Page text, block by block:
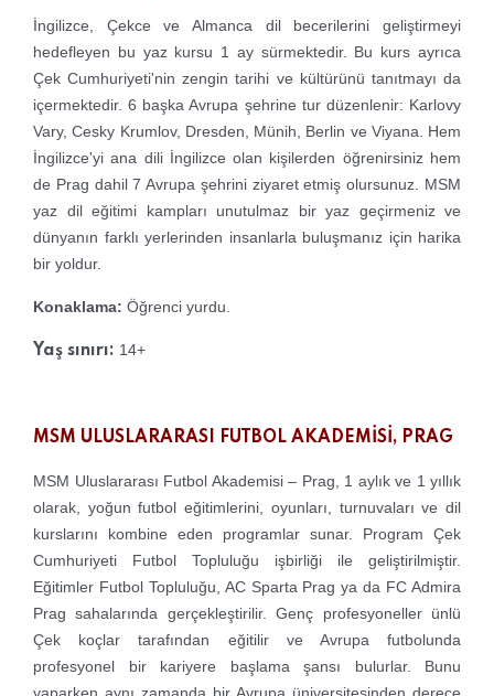
İngilizce, Çekce ve Almanca dil becerilerini geliştirmeyi
hedefleyen bu yaz kursu 1 ay sürmektedir. Bu kurs ayrıca
Çek Cumhuriyeti'nin zengin tarihi ve kültürünü tanıtmayı da
içermektedir. 6 başka Avrupa şehrine tur düzenlenir: Karlovy
Vary, Cesky Krumlov, Dresden, Münih, Berlin ve Viyana. Hem
İngilizce'yi ana dili İngilizce olan kişilerden öğrenirsiniz hem
de Prag dahil 7 Avrupa şehrini ziyaret etmiş olursunuz. MSM
yaz dil eğitimi kampları unutulmaz bir yaz geçirmeniz ve
dünyanın farklı yerlerinden insanlarla buluşmanız için harika
bir yoldur.
Konaklama: Öğrenci yurdu.
Yaş sınırı: 14+
MSM ULUSLARARASI FUTBOL AKADEMİSİ, PRAG
MSM Uluslararası Futbol Akademisi – Prag, 1 aylık ve 1 yıllık
olarak, yoğun futbol eğitimlerini, oyunları, turnuvaları ve dil
kurslarını kombine eden programlar sunar. Program Çek
Cumhuriyeti Futbol Topluluğu işbirliği ile geliştirilmiştir.
Eğitimler Futbol Topluluğu, AC Sparta Prag ya da FC Admira
Prag sahalarında gerçekleştirilir. Genç profesyoneller ünlü
Çek koçlar tarafından eğitilir ve Avrupa futbolunda
profesyonel bir kariyere başlama şansı bulurlar. Bunu